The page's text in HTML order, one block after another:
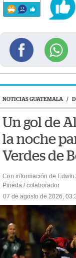
NOTICIAS GUATEMALA /
Un gol de
la noche
Verdes de
Con información de Edwin
Pineda / colaborador
07 de agosto de 2026,